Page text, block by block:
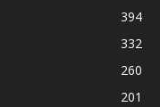
394
332
260
201